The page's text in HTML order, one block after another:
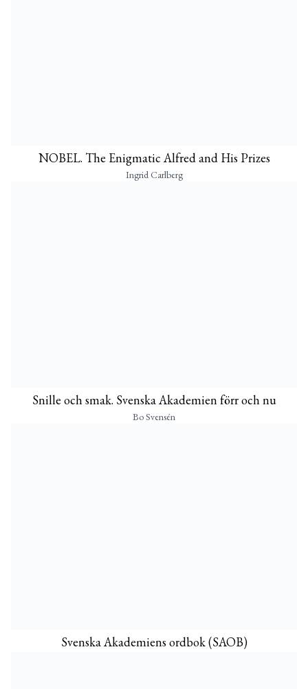
NOBEL. The Enigmatic Alfred and His Prizes
Ingrid Carlberg
Snille och smak. Svenska Akademien förr och nu
Bo Svensén
Svenska Akademiens ordbok (SAOB)